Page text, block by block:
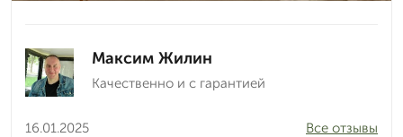
Максим Жилин
Качественно и с гарантией
16.01.2025
Все отзывы